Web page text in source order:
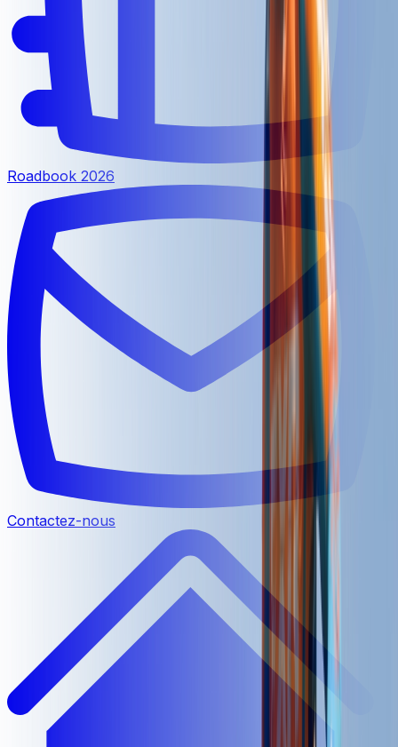
Roadbook 2026
Contactez-nous